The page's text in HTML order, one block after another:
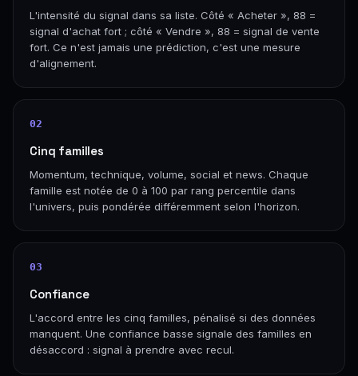
L'intensité du signal dans sa liste. Côté « Acheter », 88 =
signal d'achat fort ; côté « Vendre », 88 = signal de vente
fort. Ce n'est jamais une prédiction, c'est une mesure
d'alignement.
02
Cinq familles
Momentum, technique, volume, social et news. Chaque
famille est notée de 0 à 100 par rang percentile dans
l'univers, puis pondérée différemment selon l'horizon.
03
Confiance
L'accord entre les cinq familles, pénalisé si des données
manquent. Une confiance basse signale des familles en
désaccord : signal à prendre avec recul.